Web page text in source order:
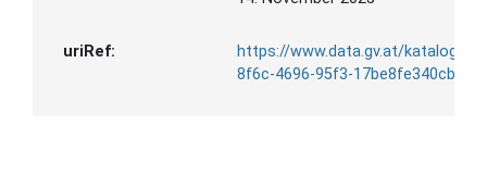
uriRef:
https://www.data.gv.at/katalog/
8f6c-4696-95f3-17be8fe340cb